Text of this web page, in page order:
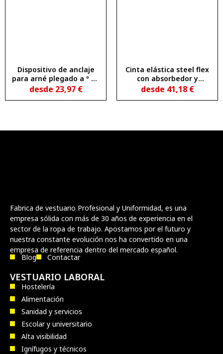
Dispositivo de anclaje
para arné plegado a º en
acero inoxidable 304
desde 23,97 €
Cinta elástica steel flex
con absorbedor y
mosquetones
desde 41,18 €
Fabrica de vestuario Profesional y Uniformidad, es una
empresa sólida con más de 30 años de experiencia en el
sector de la ropa de trabajo. Apostamos por el futuro y
nuestra constante evolución nos ha convertido en una
empresa de referencia dentro del mercado español.
Blog Contactar
VESTUARIO LABORAL
Hostelería
Alimentación
Sanidad y servicios
Escolar y universitario
Alta visibilidad
Ignífugos y técnicos